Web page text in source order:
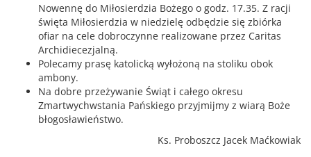
Nowennę do Miłosierdzia Bożego o godz. 17.35. Z racji
święta Miłosierdzia w niedzielę odbędzie się zbiórka
ofiar na cele dobroczynne realizowane przez Caritas
Archidiecezjalną.
Polecamy prasę katolicką wyłożoną na stoliku obok
ambony.
Na dobre przeżywanie Świąt i całego okresu
Zmartwychwstania Pańskiego przyjmijmy z wiarą Boże
błogosławieństwo.
Ks. Proboszcz Jacek Maćkowiak